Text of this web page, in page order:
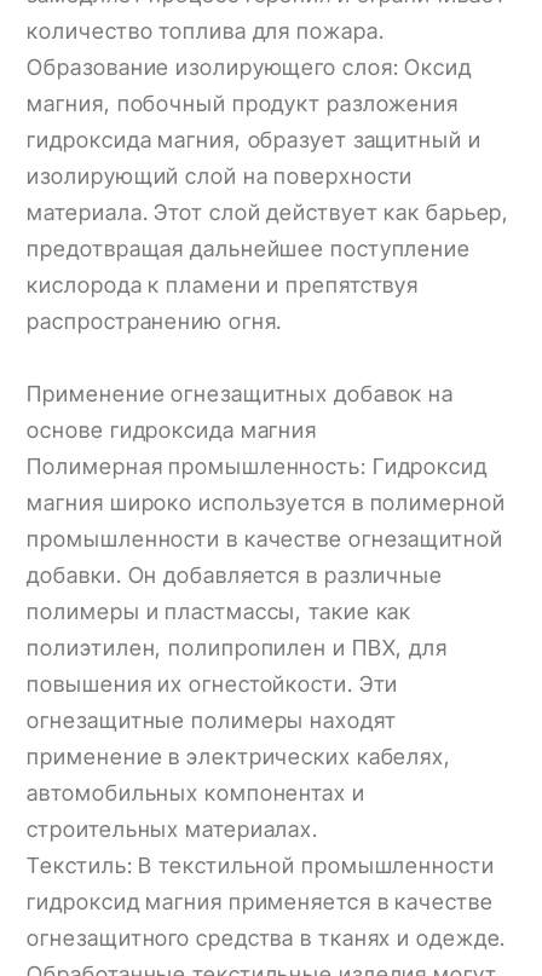
количество топлива для пожара.
Образование изолирующего слоя: Оксид
магния, побочный продукт разложения
гидроксида магния, образует защитный и
изолирующий слой на поверхности
материала. Этот слой действует как барьер,
предотвращая дальнейшее поступление
кислорода к пламени и препятствуя
распространению огня.
Применение огнезащитных добавок на
основе гидроксида магния
Полимерная промышленность: Гидроксид
магния широко используется в полимерной
промышленности в качестве огнезащитной
добавки. Он добавляется в различные
полимеры и пластмассы, такие как
полиэтилен, полипропилен и ПВХ, для
повышения их огнестойкости. Эти
огнезащитные полимеры находят
применение в электрических кабелях,
автомобильных компонентах и
строительных материалах.
Текстиль: В текстильной промышленности
гидроксид магния применяется в качестве
огнезащитного средства в тканях и одежде.